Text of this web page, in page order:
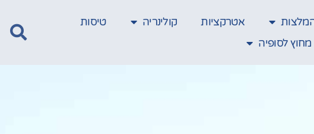
אטרקציות קולינריה
טיסות
מחוץ לסופיה